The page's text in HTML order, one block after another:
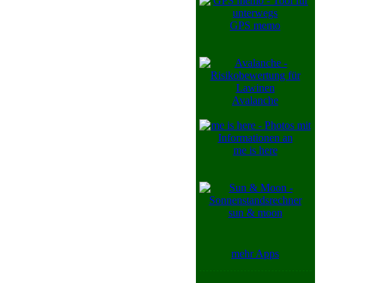
GPS memo
Avalanche
me is here
sun & moon
mehr Apps